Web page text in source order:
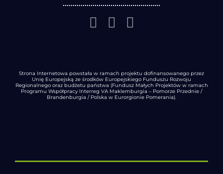
Strona Internetowa powstała w ramach projektu dofinansowanego przez
Unię Europejską ze środków Europejskiego Funduszu Rozwoju
Regionalnego oraz budżetu państwa (Fundusz Małych Projektów w ramach
Programu Współpracy Interreg VA Maklemburgia – Pomorze Przednie /
Brandenburgia / Polska w Eurorgionie Pomerania).